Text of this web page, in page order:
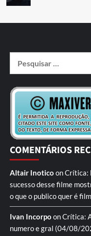
COMENTÁRIOS
Altair Inotico onCrítica:
sucesso desse filme
o que o publico quer é
Ivan Incorpo onCrítica:
numero e gral (04/08/